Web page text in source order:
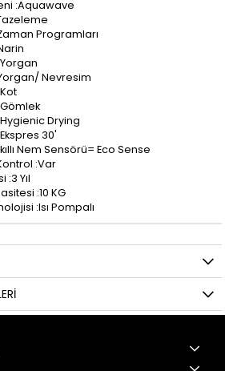
:Aquawave
Programları
Nevresim
Drying
30'
Nem Sensörü= Eco Sense
:Var
:3 Yıl
:10 KG
:Isı Pompalı